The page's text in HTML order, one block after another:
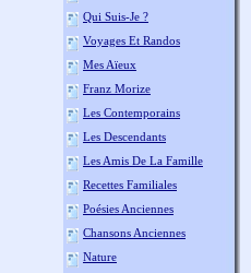
Qui Suis-Je ?
Voyages Et Randos
Mes Aïeux
Franz Morize
Les Contemporains
Les Descendants
Les Amis De La Famille
Recettes Familiales
Poésies Anciennes
Chansons Anciennes
Nature